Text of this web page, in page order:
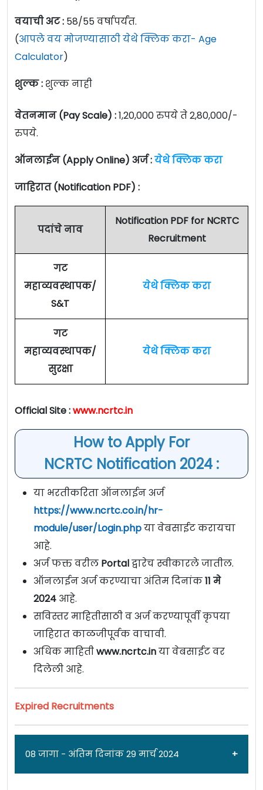
वयाची अट : 58/55 वर्षापर्यंत.
(आपले वय मोजण्यासाठी येथे क्लिक करा- Age
Calculator)
शुल्क : शुल्क नाही
वेतनमान (Pay Scale) :1,20,000 रुपये ते 2,80,000/-
रुपये.
ऑनलाईन (Apply Online) अर्ज :येथे क्लिक करा
जाहिरात (Notification PDF) :
पदांचे नाव
Notification PDF for NCRTC
Recruitment
गट
महाव्यवस्थापक/
S&T
येथे क्लिक करा
गट
महाव्यवस्थापक/
सुरक्षा
येथे क्लिक करा
Official Site :www.ncrtc.in
How to Apply For
NCRTC Notification 2024 :
या भरतीकरिता ऑनलाईन अर्ज
https://www.ncrtc.co.in/hr-
module/user/Login.phpया वेबसाईट करायचा
आहे.
अर्ज फक्त वरील Portalद्वारेच स्वीकारले जातील.
ऑनलाईन अर्ज करण्याचा अंतिम दिनांक11 मे
2024 आहे.
सविस्तर माहितीसाठी व अर्ज करण्यापूर्वी कृपया
जाहिरात काळजीपूर्वक वाचावी.
अधिक माहितीwww.ncrtc.inया वेबसाईट वर
दिलेली आहे.
Expired Recruitments
08 जागा - अंतिम दिनांक 29 मार्च 2024